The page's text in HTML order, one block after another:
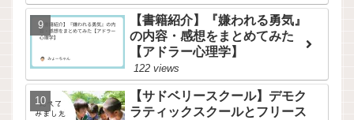
【書籍紹介】『嫌われる勇気』
の内容・感想をまとめてみた
【アドラー心理学】
122 views
【サドベリースクール】デモク
ラティックスクールとフリース